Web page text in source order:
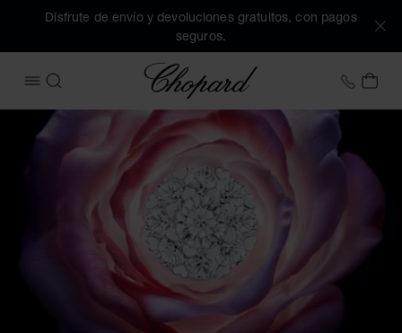
Disfrute de envío y devoluciones gratuitos, con pagos
seguros.
ABRIR MENÚ
BUSCAR
Chopard +34
MI